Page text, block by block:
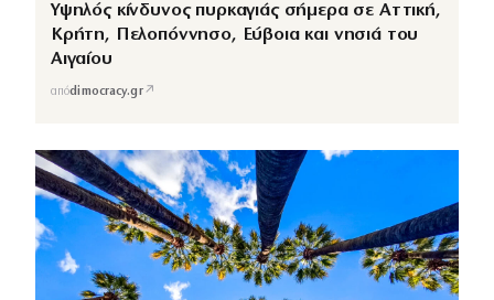
Υψηλός κίνδυνος πυρκαγιάς σήμερα σε Αττική,
Κρήτη, Πελοπόννησο, Εύβοια και νησιά του
Αιγαίου
απόdimocracy.gr↗